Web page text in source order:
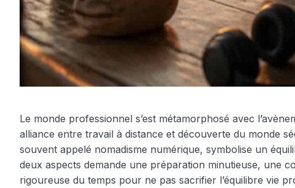
Le monde professionnel s’est métamorphosé avec
alliance entre travail à distance et découverte du monde
souvent appelé nomadisme numérique, symbolise un
deux aspects demande une préparation minutieuse, une
rigoureuse du temps pour ne pas sacrifier l’équilibre vie